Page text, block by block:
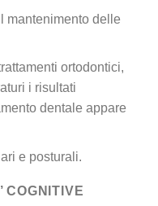
mantenimento delle
ortodontici,
i risultati
dentale appare
e posturali.
COGNITIVE